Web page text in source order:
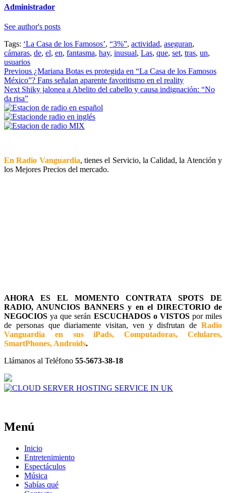
Administrador
See author's posts
Tags: ‘La Casa de los Famosos’, “3%”, actividad, aseguran,
cámaras, de, el, en, fantasma, hay, inusual, Las, que, set, tras, un,
usuarios
Continue
Reading
Previous ¿Mariana Botas es protegida en “La Casa de los Famosos
México”? Fans señalan aparente favoritismo en el reality
Next Shiky jalonea a Abelito del cabello y causa indignación: “No
da risa”
En Radio Vanguardia, tienes el Servicio, la Calidad, la Atención y
los Mejores Precios del mercado.
AHORA ES EL MOMENTO CONTRATA SPOTS DE
RADIO, ANUNCIOS BANNERS y en el DIRECTORIO de
NEGOCIOSya que serán ESCUCHADOS o VISTOSpor miles
de personas que diariamente visitan, ven y disfrutan de Radio
Vanguardia en sus iPads, Computadoras, Celulares,
SmartPhones, Androids.
Llámanos al Teléfono 55-5673-38-18
Menú
Inicio
Entretenimiento
Espectáculos
Música
Sabías qué